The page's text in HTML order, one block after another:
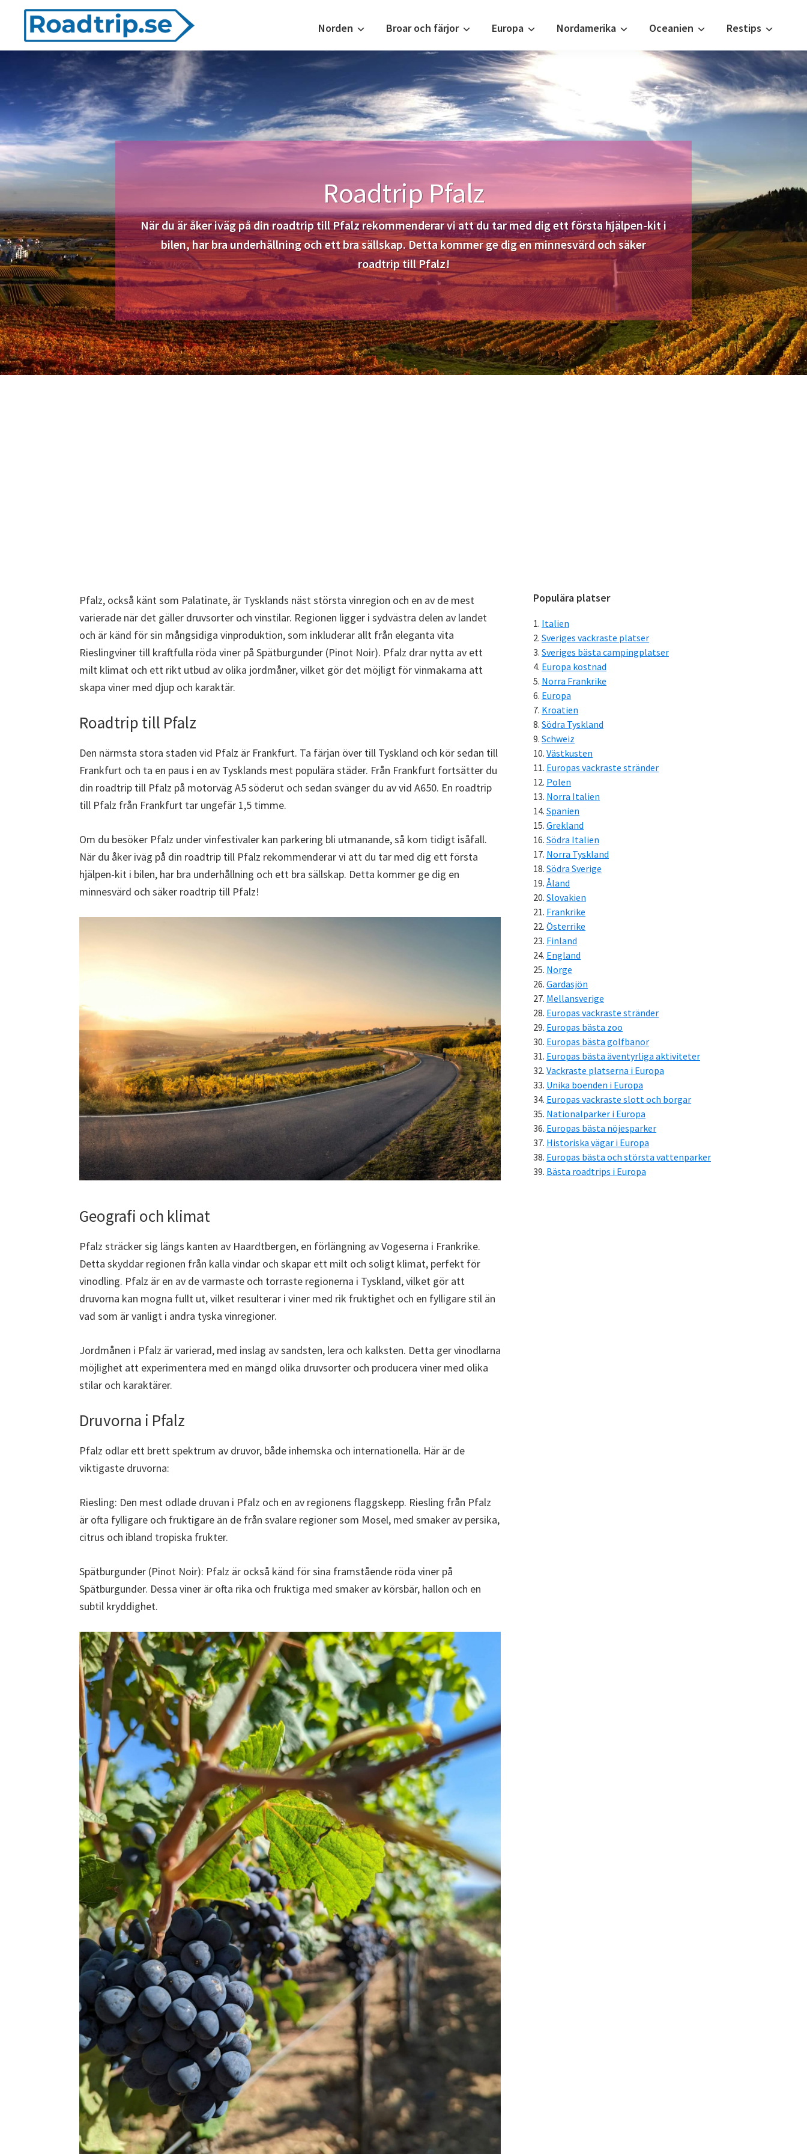
Hoppa
huvudnavigering
Hoppa
huvudinnehåll
Hoppa
Roadtrip
Norden Broar och färjor Europa Nordamerika Oceanien Restips
Roadtrip Pfalz
När du är åker iväg på din roadtrip till Pfalz rekommenderar vi att du tar med dig ett första hjälpen-kit i
bilen, har bra underhållning och ett bra sällskap. Detta kommer ge dig en minnesvärd och säker
roadtrip till Pfalz!
Pfalz, också känt som Palatinate, är Tysklands näst största vinregion och en av de mest
varierade när det gäller druvsorter och vinstilar. Regionen ligger i sydvästra delen av landet
och är känd för sin mångsidiga vinproduktion, som inkluderar allt från eleganta vita
Rieslingviner till kraftfulla röda viner på Spätburgunder (Pinot Noir). Pfalz drar nytta av ett
milt klimat och ett rikt utbud av olika jordmåner, vilket gör det möjligt för vinmakarna att
skapa viner med djup och karaktär.
Roadtrip till Pfalz
Den närmsta stora staden vid Pfalz är Frankfurt. Ta färjan över till Tyskland och kör sedan till
Frankfurt och ta en paus i en av Tysklands mest populära städer. Från Frankfurt fortsätter du
din roadtrip till Pfalz på motorväg A5 söderut och sedan svänger du av vid A650. En roadtrip
till Pfalz från Frankfurt tar ungefär 1,5 timme.
Om du besöker Pfalz under vinfestivaler kan parkering bli utmanande, så kom tidigt isåfall.
När du åker iväg på din roadtrip till Pfalz rekommenderar vi att du tar med dig ett första
hjälpen-kit i bilen, har bra underhållning och ett bra sällskap. Detta kommer ge dig en
minnesvärd och säker roadtrip till Pfalz!
Geografi och klimat
Pfalz sträcker sig längs kanten av Haardtbergen, en förlängning av Vogeserna i Frankrike.
Detta skyddar regionen från kalla vindar och skapar ett milt och soligt klimat, perfekt för
vinodling. Pfalz är en av de varmaste och torraste regionerna i Tyskland, vilket gör att
druvorna kan mogna fullt ut, vilket resulterar i viner med rik fruktighet och en fylligare stil än
vad som är vanligt i andra tyska vinregioner.
Jordmånen i Pfalz är varierad, med inslag av sandsten, lera och kalksten. Detta ger vinodlarna
möjlighet att experimentera med en mängd olika druvsorter och producera viner med olika
stilar och karaktärer.
Druvorna i Pfalz
Pfalz odlar ett brett spektrum av druvor, både inhemska och internationella. Här är de
viktigaste druvorna:
Riesling: Den mest odlade druvan i Pfalz och en av regionens flaggskepp. Riesling från Pfalz
är ofta fylligare och fruktigare än de från svalare regioner som Mosel, med smaker av persika,
citrus och ibland tropiska frukter.
Spätburgunder (Pinot Noir): Pfalz är också känd för sina framstående röda viner på
Spätburgunder. Dessa viner är ofta rika och fruktiga med smaker av körsbär, hallon och en
subtil kryddighet.
Primärt
sidofält
Populära platser
Italien
Sveriges vackraste platser
Sveriges bästa campingplatser
Europa kostnad
Norra Frankrike
Europa
Kroatien
Södra Tyskland
Schweiz
Västkusten
Europas vackraste stränder
Polen
Norra Italien
Spanien
Grekland
Södra Italien
Norra Tyskland
Södra Sverige
Åland
Slovakien
Frankrike
Österrike
Finland
England
Norge
Gardasjön
Mellansverige
Europas vackraste stränder
Europas bästa zoo
Europas bästa golfbanor
Europas bästa äventyrliga aktiviteter
Vackraste platserna i Europa
Unika boenden i Europa
Europas vackraste slott och borgar
Nationalparker i Europa
Europas bästa nöjesparker
Historiska vägar i Europa
Europas bästa och största vattenparker
Bästa roadtrips i Europa